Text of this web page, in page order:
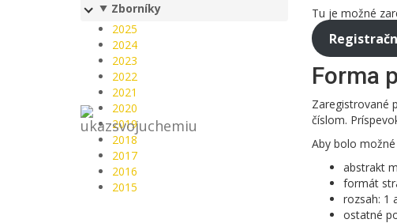
Zborníky
2025
2024
2023
2022
2021
2020
2019
2018
2017
2016
2015
Tu je možné
Forma
Zaregistrované
číslom.
Aby bolo
abstrakt
formát
rozsah: 1
ostatné